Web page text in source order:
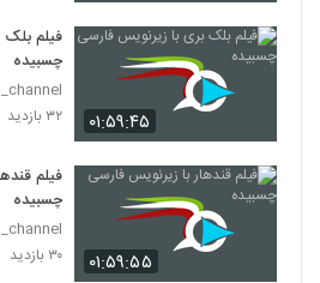
۰۱:۵۹:۴۵
فیلم بلک
چسبیده
۳۲ بازدید
۰۱:۵۹:۵۵
فیلم
چسبیده
۳۰ بازدید